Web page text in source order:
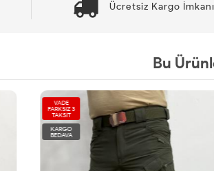
Ücretsiz Kargo İmkanı
Bu
VADE
FARKSIZ 3
TAKSİT
KARGO
BEDAVA